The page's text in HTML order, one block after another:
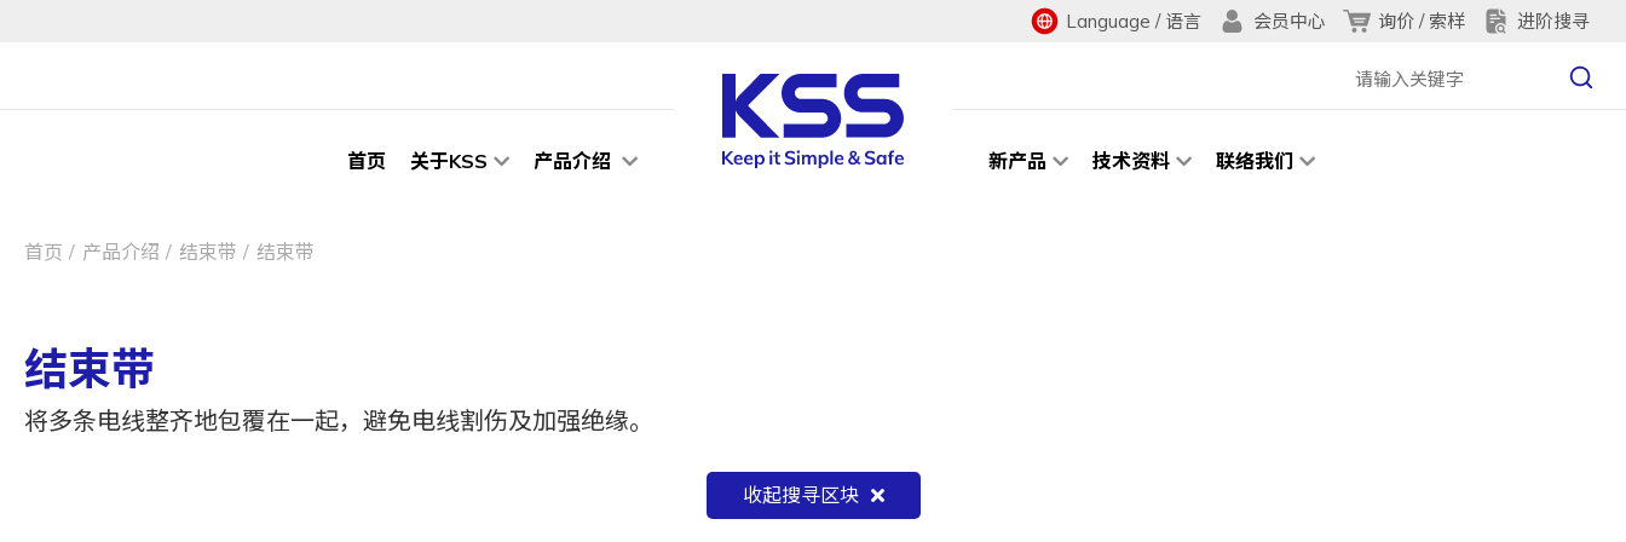
Language / 语言 会员中心 询价 / 索样 进阶搜寻
首页 关于KSS 产品介绍 新产品 技术资料 联络我们
首页 产品介绍 结束带 结束带
结束带
将多条电线整齐地包覆在一起，避免电线割伤及加强绝缘。
收起搜寻区块